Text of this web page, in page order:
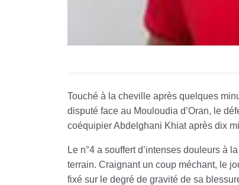
Touché à la cheville après quelques
disputé face au Mouloudia d’Oran, le
coéquipier Abdelghani Khiat après dix
Le n°4 a souffert d’intenses douleurs à
terrain. Craignant un coup méchant, le
fixé sur le degré de gravité de sa